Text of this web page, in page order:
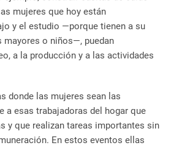
mujeres que hoy están
y el estudio —porque tienen a su
mayores o niños—, puedan
a la producción y a las actividades
donde las mujeres sean las
a esas trabajadoras del hogar que
y que realizan tareas importantes sin
En estos eventos ellas